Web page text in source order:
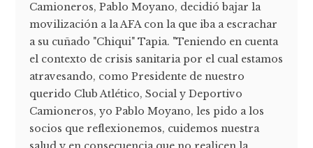
Camioneros, Pablo Moyano, decidió bajar la
movilización a la AFA con la que iba a escrachar
a su cuñado "Chiqui" Tapia. "Teniendo en cuenta
el contexto de crisis sanitaria por el cual estamos
atravesando, como Presidente de nuestro
querido Club Atlético, Social y Deportivo
Camioneros, yo Pablo Moyano, les pido a los
socios que reflexionemos, cuidemos nuestra